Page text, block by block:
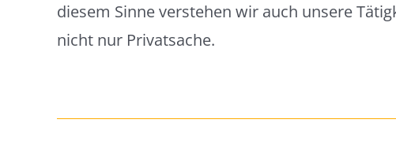
diesem Sinne verstehen wir auch unsere
nicht nur Privatsache.